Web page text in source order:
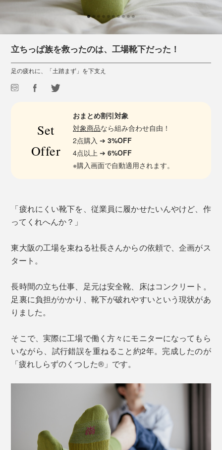
立ちっぱ族を救ったのは、工場靴下だった！
足の疲れに、「土踏まず」を下支え
Set
Offer
おまとめ割引対象
対象商品なら組み合わせ自由！
2点購入 ➔3%OFF
4点以上 ➔6%OFF
※購入画面で自動適用されます。
「疲れにくい靴下を、従業員に履かせたいんやけど、作
ってくれへんか？」
東大阪の工場を束ねる社長さんからの依頼で、企画がス
タート。
長時間の立ち仕事、足元は安全靴、床はコンクリート。
足裏に負担がかかり、靴下が破れやすいという現状があ
りました。
そこで、実際に工場で働く方々にモニターになってもら
いながら、試行錯誤を重ねること約2年。完成したのが
「疲れしらずのくつした®」です。